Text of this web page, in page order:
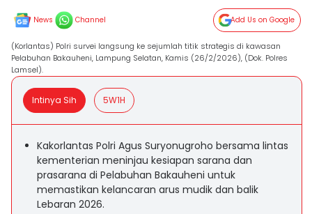
News Channel Add Us on Google
(Korlantas) Polri survei langsung ke sejumlah titik strategis di kawasan
Pelabuhan Bakauheni, Lampung Selatan, Kamis (26/2/2026), (Dok. Polres
Lamsel).
Intinya Sih 5W1H
Kakorlantas Polri Agus Suryonugroho bersama lintas
kementerian meninjau kesiapan sarana dan
prasarana di Pelabuhan Bakauheni untuk
memastikan kelancaran arus mudik dan balik
Lebaran 2026.